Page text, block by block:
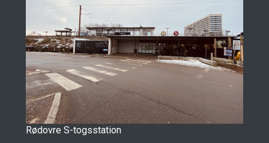
Rødovre S-togsstation